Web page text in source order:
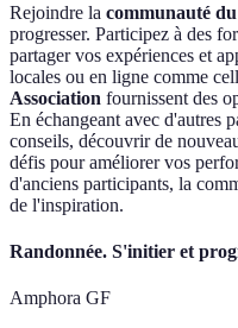
Rejoindre la communauté
progresser. Participez à des
partager vos expériences et
locales ou en ligne comme
Association fournissent des
En échangeant avec d'autres
conseils, découvrir de
défis pour améliorer vos
d'anciens participants, la
de l'inspiration.
Randonnée. S'initier et
Amphora GF